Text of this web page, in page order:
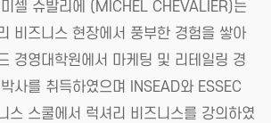
셀 슈발리에 (MICHEL CHEVALIER)는
비즈니스 현장에서 풍부한 경험을 쌓아
경영대학원에서 마케팅 및 리테일링 경
사를 취득하였으며 INSEAD와 ESSEC
스 스쿨에서 럭셔리 비즈니스를 강의하였